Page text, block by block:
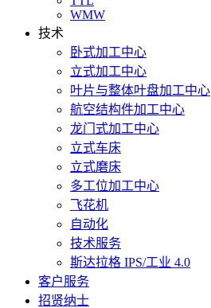
WMW
技术
卧式加工中心
立式加工中心
叶片与整体叶盘加工中心
航空结构件加工中心
龙门式加工中心
立式车床
立式磨床
多工位加工中心
飞花机
自动化
技术服务
斯达拉格 IPS/工业 4.0
客户服务
招贤纳士